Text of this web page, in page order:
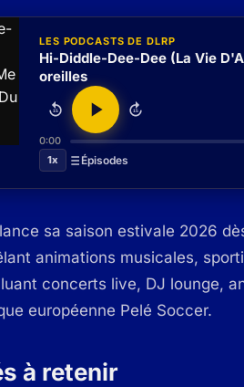
LES PODCASTS DE DLRP
Hi-Diddle-Dee-Dee (La Vie
oreilles
15 15
0:00
1x
Épisodes
sa saison estivale 2026
animations musicales,
concerts live, DJ lounge,
européenne Pelé Soccer.
à retenir